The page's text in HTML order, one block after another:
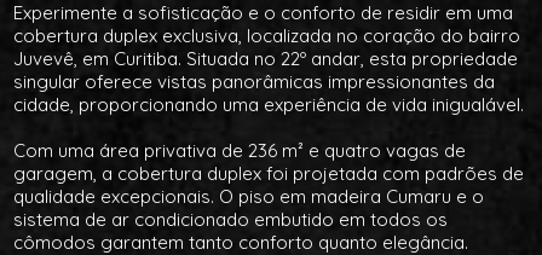
Experimente a sofisticação e o conforto de residir em uma
cobertura duplex exclusiva, localizada no coração do bairro
Juvevê, em Curitiba. Situada no 22º andar, esta propriedade
singular oferece vistas panorâmicas impressionantes da
cidade, proporcionando uma experiência de vida inigualável.
Com uma área privativa de 236 m² e quatro vagas de
garagem, a cobertura duplex foi projetada com padrões de
qualidade excepcionais. O piso em madeira Cumaru e o
sistema de ar condicionado embutido em todos os
cômodos garantem tanto conforto quanto elegância.